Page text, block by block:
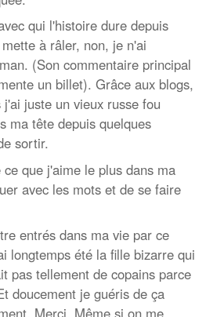
qui l'histoire dure depuis
à râler, non, je n'ai
(Son commentaire principal
un billet). Grâce aux blogs,
juste un vieux russe fou
ma tête depuis quelques
sortir.
que j'aime le plus dans ma
avec les mots et de se faire
entrés dans ma vie par ce
longtemps été la fille bizarre qui
pas tellement de copains parce
doucement je guéris de ça
Merci. Même si on me